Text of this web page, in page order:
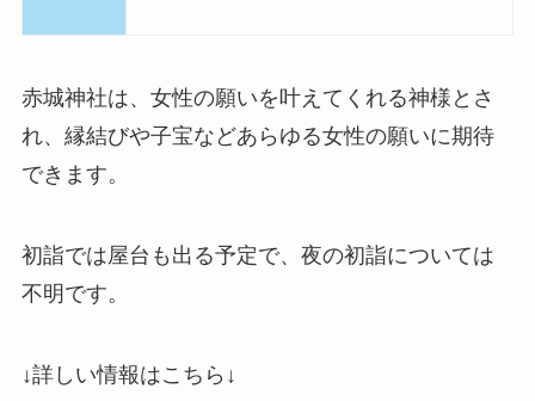
赤城神社は、女性の願いを叶えてくれる神様とさ
れ、縁結びや子宝などあらゆる女性の願いに期待
できます。
初詣では屋台も出る予定で、夜の初詣については
不明です。
↓詳しい情報はこちら↓